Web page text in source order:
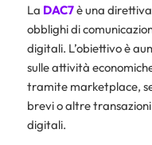
La DAC7è una
obblighi di
digitali. L’obiettivo è
sulle attività
tramite marketplace,
brevi o altre
digitali.